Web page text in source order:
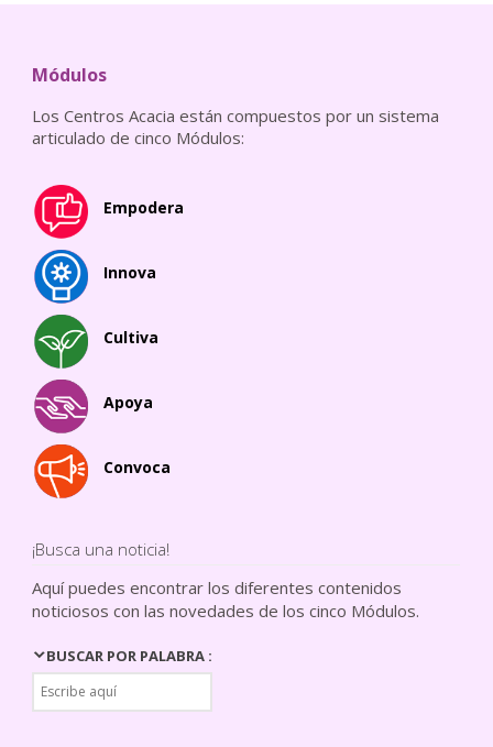
Módulos
Los Centros Acacia están compuestos por un sistema
articulado de cinco Módulos:
Empodera
Innova
Cultiva
Apoya
Convoca
¡Busca una noticia!
Aquí puedes encontrar los diferentes contenidos
noticiosos con las novedades de los cinco Módulos.
BUSCAR POR PALABRA :